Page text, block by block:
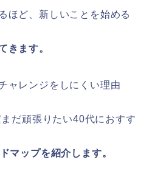
ほど、新しいことを始める
きます。
ャレンジをしにくい理由
だ頑張りたい40代におすす
マップを紹介します。